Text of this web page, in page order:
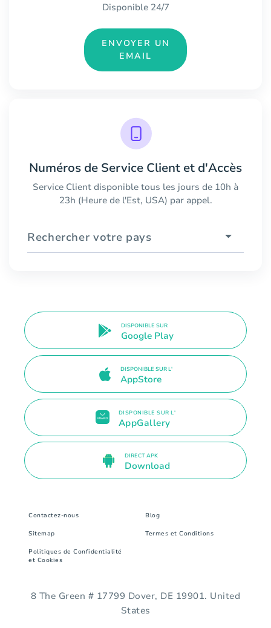
Disponible 24/7
ENVOYER UN
EMAIL
Numéros de Service Client et d'Accès
Service Client disponible tous les jours de 10h à
23h (Heure de l'Est, USA) par appel.
Rechercher votre pays
DISPONIBLE SUR
Google Play
DISPONIBLE SUR L'
AppStore
DISPONIBLE SUR L'
AppGallery
DIRECT APK
Download
Contactez-nous Blog
Sitemap Termes et Conditions
Politiques de Confidentialité
et Cookies
8 The Green # 17799 Dover, DE 19901. United
States